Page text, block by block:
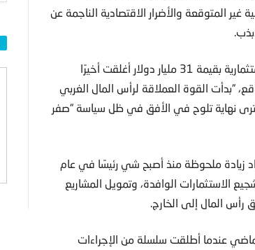
المتوقعة والأضرار الاقتصادية الناجمة عن
وقال مات سميث من شركة “روفر إل إل بي” (Ruffer LLP)، وهي شركة استثمارية بقيمة 31 مليار دولار أغلقت أخيرًا
القوة العملاقة لرأس المال الغربي
ترى نهاية تلوح في الأفق في ظل سياسة “صفر
زيادة ملحوظة منذ أصبح شي رئيسًا في عام
الاستثمارات الوافدة، وتمويل المشاريع
المال إلى الخارج.
عندما أطلقت سلسلة من الإجراءات